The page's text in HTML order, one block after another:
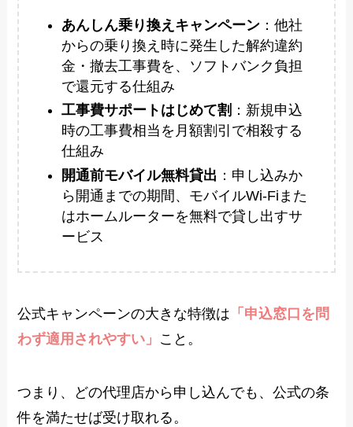
あんしん乗り換えキャンペーン ：他社
からの乗り換え時に発生した解約違約
金・撤去工事費を、ソフトバンク負担
で還元する仕組み
工事費サポートはじめて割 ：新規申込
時の工事費相当を月額割引で相殺する
仕組み
開通前モバイル無料貸出 ：申し込みか
ら開通までの期間、モバイルWi-Fiまた
はホームルーターを無料で貸し出すサ
ービス
公式キャンペーンの大きな特徴は 「申込窓口を問
わず適用されやすい」 こと。
つまり、どの代理店から申し込んでも、公式の条
件を満たせば受け取れる。